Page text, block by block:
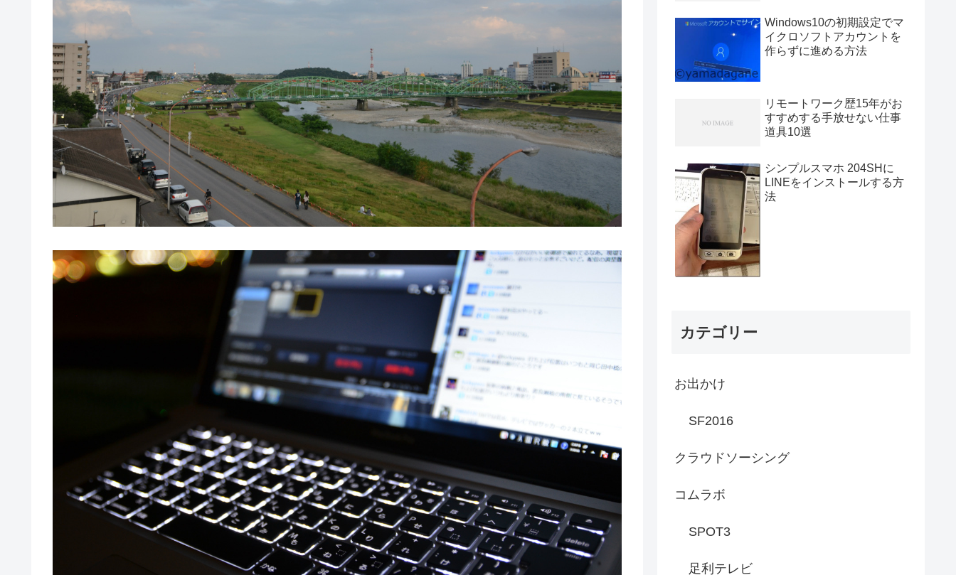
Windows10の初期設定でマ
イクロソフトアカウントを
作らずに進める方法
リモートワーク歴15年がお
すすめする手放せない仕事
道具10選
シンプルスマホ 204SHに
LINEをインストールする方
法
カテゴリー
お出かけ
SF2016
クラウドソーシング
コムラボ
SPOT3
足利テレビ